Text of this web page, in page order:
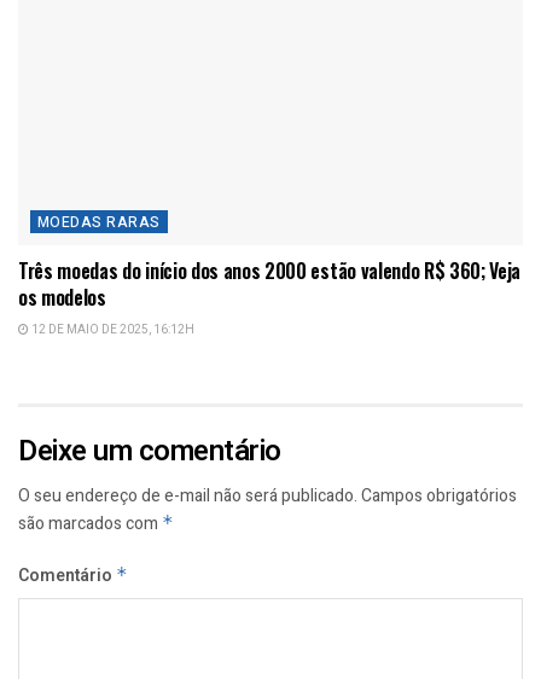
MOEDAS RARAS
Três moedas do início dos anos 2000 estão valendo R$ 360; Veja
os modelos
12 DE MAIO DE 2025, 16:12H
Deixe um comentário
O seu endereço de e-mail não será publicado.Campos obrigatórios
são marcados com *
Comentário *